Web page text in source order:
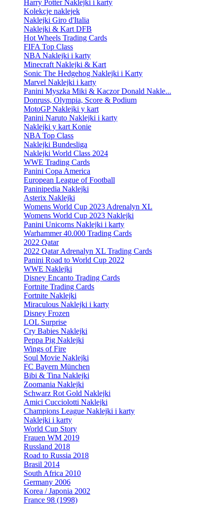
Harry Potter Naklejki i karty
Kolekcje naklejek
Naklejki Giro d'Italia
Naklejki & Kart DFB
Hot Wheels Trading Cards
FIFA Top Class
NBA Naklejki i karty
Minecraft Naklejki & Kart
Sonic The Hedgehog Naklejki i Karty
Marvel Naklejki i karty
Panini Myszka Miki & Kaczor Donald Nakle...
Donruss, Olympia, Score & Podium
MotoGP Naklejki y kart
Panini Naruto Naklejki i karty
Naklejki y kart Konie
NBA Top Class
Naklejki Bundesliga
Naklejki World Class 2024
WWE Trading Cards
Panini Copa America
European League of Football
Paninipedia Naklejki
Asterix Naklejki
Womens World Cup 2023 Adrenalyn XL
Womens World Cup 2023 Naklejki
Panini Unicorns Naklejki i karty
Warhammer 40.000 Trading Cards
2022 Qatar
2022 Qatar Adrenalyn XL Trading Cards
Panini Road to World Cup 2022
WWE Naklejki
Disney Encanto Trading Cards
Fortnite Trading Cards
Fortnite Naklejki
Miraculous Naklejki i karty
Disney Frozen
LOL Surprise
Cry Babies Naklejki
Peppa Pig Naklejki
Wings of Fire
Soul Movie Naklejki
FC Bayern München
Bibi & Tina Naklejki
Zoomania Naklejki
Schwarz Rot Gold Naklejki
Amici Cucciolotti Naklejki
Champions League Naklejki i karty
Naklejki i karty
World Cup Story
Frauen WM 2019
Russland 2018
Road to Russia 2018
Brasil 2014
South Africa 2010
Germany 2006
Korea / Japonia 2002
France 98 (1998)